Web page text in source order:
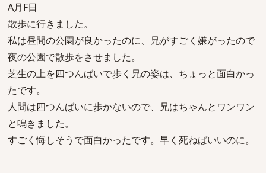
A月F日
散歩に行きました。
私は昼間の公園が良かったのに、兄がすごく嫌がったので
夜の公園で散歩をさせました。
芝生の上を四つんばいで歩く兄の姿は、ちょっと面白かっ
たです。
人間は四つんばいに歩かないので、兄はちゃんとワンワン
と鳴きました。
すごく悔しそうで面白かったです。早く死ねばいいのに。